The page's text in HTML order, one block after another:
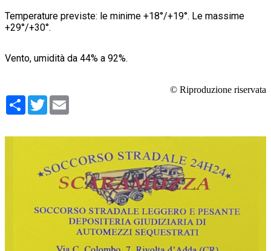
Temperature previste: le minime +18°/+19°. Le massime
+29°/+30°.
Vento, umidità da 44% a 92%.
© Riproduzione riservata
Condividi
Twitter